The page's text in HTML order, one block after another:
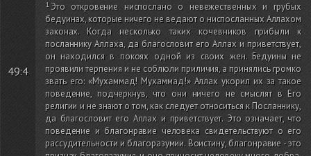
49:4
Это откровение ниспослано о невежественных и грубых
бедуинах, которые ничего не ведают о ниспосланных Аллахом
законах. Когда несколько таких кочевников прибыли к
посланнику Аллаха, да благословит его Аллах и приветствует,
он находился в покоях одной из своих жен. Бедуины не
проявили терпения и не соблюли приличия, а принялись громко
звать его: «Мухаммад! Мухаммад!» Аллах укорил их за такое
поведение, подчеркнув, что они ничего не смыслят в Его
религии и не знают о том, как следует относиться к Посланнику,
да благословит его Аллах и приветствует. Это означает, что
поведение и благонравие человека свидетельствуют о его
рассудительности и благоразумии. Воистину, благонравие - это